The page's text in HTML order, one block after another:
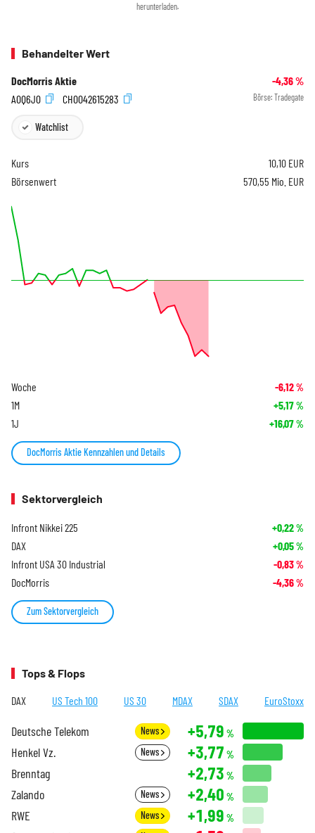
herunterladen.
Behandelter Wert
DocMorris Aktie -4,36%
A0Q6J0
CH0042615283 Börse: Tradegate
Watchlist
Kurs 10,10 EUR
Börsenwert
570,55 Mio. EUR
Woche -6,12%
1M +5,17%
1J +16,07%
DocMorris Aktie Kennzahlen und Details
Sektorvergleich
Infront Nikkei 225 +0,22%
DAX +0,05%
Infront USA 30 Industrial -0,83%
DocMorris -4,36%
Zum Sektorvergleich
Tops & Flops
DAX US Tech 100 US 30 MDAX SDAX EuroStoxx
Deutsche Telekom News +5,79 %
Henkel Vz. News +3,77 %
Brenntag +2,73 %
Zalando News +2,40 %
RWE News +1,99 %